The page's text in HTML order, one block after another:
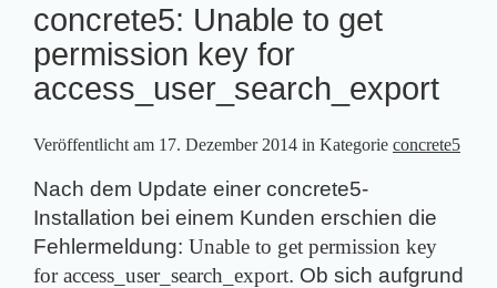
concrete5: Unable to get
permission key for
access_user_search_export
Veröffentlicht am 17. Dezember 2014 in Kategorie concrete5
Nach dem Update einer concrete5-
Installation bei einem Kunden erschien die
Fehlermeldung: Unable to get permission key
for access_user_search_export. Ob sich aufgrund